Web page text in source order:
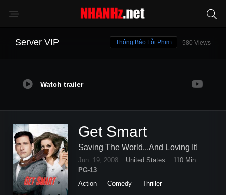
Server VIP 580 Views
Thông Báo Lỗi Phim
Watch trailer
Get Smart
Saving The World...And Loving It!
Jun. 19, 2008 United States
110 Min.
PG-13
Action
Comedy Thriller